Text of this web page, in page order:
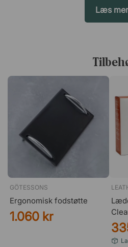
Læs
GÖTESSONS
Ergonomisk fodstøtte
1.060 kr